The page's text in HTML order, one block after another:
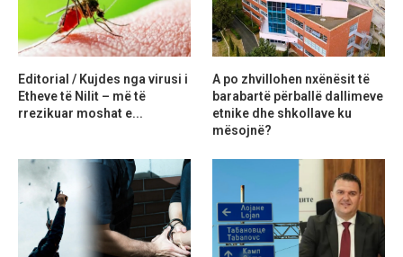
Editorial / Kujdes nga virusi i
Etheve të Nilit – më të
rrezikuar moshat e...
A po zhvillohen nxënësit të
barabartë përballë dallimeve
etnike dhe shkollave ku
mësojnë?